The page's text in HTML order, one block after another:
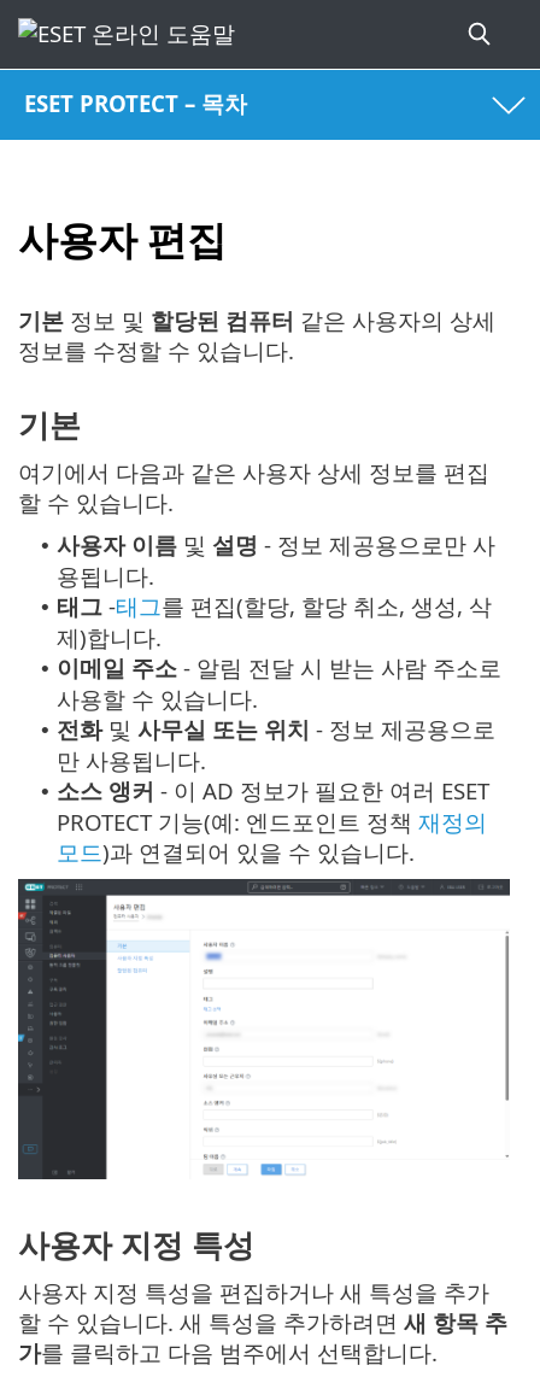
ESET PROTECT – 목차
사용자 편집
기본 정보 및 할당된 컴퓨터 같은 사용자의 상세
정보를 수정할 수 있습니다.
기본
여기에서 다음과 같은 사용자 상세 정보를 편집
할 수 있습니다.
• 사용자 이름 및 설명 - 정보 제공용으로만 사
용됩니다.
• 태그 -태그를 편집(할당, 할당 취소, 생성, 삭
제)합니다.
• 이메일 주소 - 알림 전달 시 받는 사람 주소로
사용할 수 있습니다.
• 전화및 사무실 또는 위치 - 정보 제공용으로
만 사용됩니다.
• 소스 앵커 - 이 AD 정보가 필요한 여러 ESET
PROTECT 기능(예: 엔드포인트 정책 재정의
모드)과 연결되어 있을 수 있습니다.
사용자 지정 특성
사용자 지정 특성을 편집하거나 새 특성을 추가
할 수 있습니다. 새 특성을 추가하려면 새 항목 추
가를 클릭하고 다음 범주에서 선택합니다.